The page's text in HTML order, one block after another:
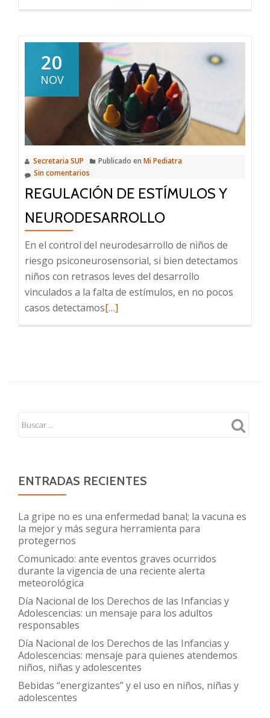
para
padres
de
adolescentes
20
NOV
Secretaria SUP Publicado en Mi Pediatra
Sin comentarios
REGULACIÓN DE ESTÍMULOS Y
NEURODESARROLLO
En el control del neurodesarrollo de niños de
riesgo psiconeurosensorial, si bien detectamos
niños con retrasos leves del desarrollo
vinculados a la falta de estímulos, en no pocos
casos detectamosLeer
estímulos
neurodesarrollo
[…]
ENTRADAS RECIENTES
La gripe no es una enfermedad banal; la vacuna es
la mejor y más segura herramienta para
protegernos
Comunicado: ante eventos graves ocurridos
durante la vigencia de una reciente alerta
meteorológica
Día Nacional de los Derechos de las Infancias y
Adolescencias: un mensaje para los adultos
responsables
Día Nacional de los Derechos de las Infancias y
Adolescencias: mensaje para quienes atendemos
niños, niñas y adolescentes
Bebidas “energizantes” y el uso en niños, niñas y
adolescentes